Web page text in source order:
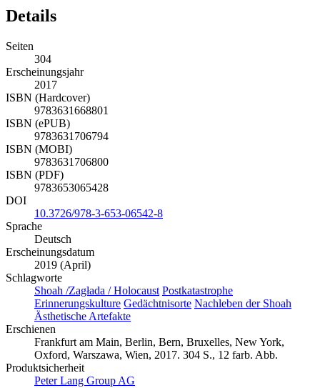
Details
Seiten
304
Erscheinungsjahr
2017
ISBN (Hardcover)
9783631668801
ISBN (ePUB)
9783631706794
ISBN (MOBI)
9783631706800
ISBN (PDF)
9783653065428
DOI
10.3726/978-3-653-06542-8
Sprache
Deutsch
Erscheinungsdatum
2019 (April)
Schlagworte
Shoah /Zagłada / Holocaust Postkatastrophe
Erinnerungskulture Gedächtnisorte Nachleben der Shoah
Ästhetische Artefakte
Erschienen
Frankfurt am Main, Berlin, Bern, Bruxelles, New York,
Oxford, Warszawa, Wien, 2017. 304 S., 12 farb. Abb.
Produktsicherheit
Peter Lang Group AG